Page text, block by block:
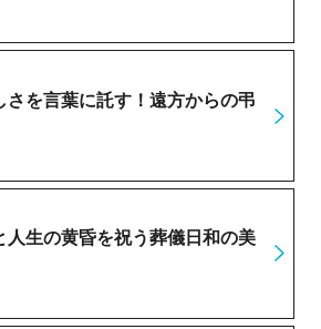
さを言葉に託す！遠方からの弔
人生の黄昏を祝う葬儀日和の美